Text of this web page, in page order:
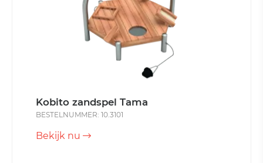
Kobito zandspel Tama
BESTELNUMMER: 10.3101
Bekijk nu